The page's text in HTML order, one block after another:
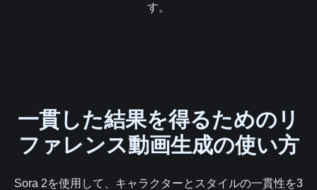
す。
一貫した結果を得るためのリ
ファレンス動画生成の使い方
Sora 2を使用して、キャラクターとスタイルの一貫性を3